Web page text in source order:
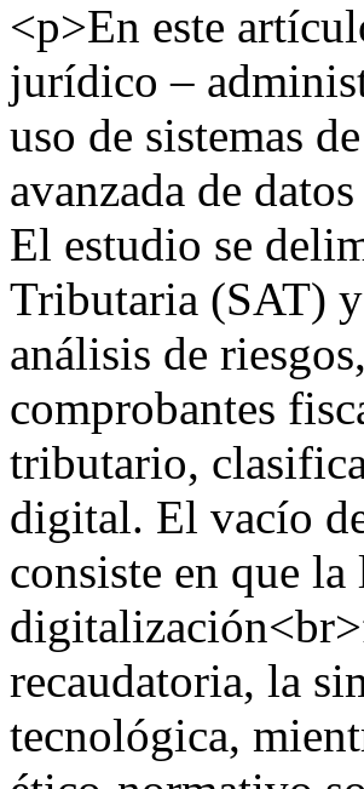
<p>En este
jurídico –
uso de sistemas
avanzada de
El estudio se
Tributaria (SAT)
análisis de
comprobantes
tributario,
digital. El vacío
consiste en que
recaudatoria, la
tecnológica,